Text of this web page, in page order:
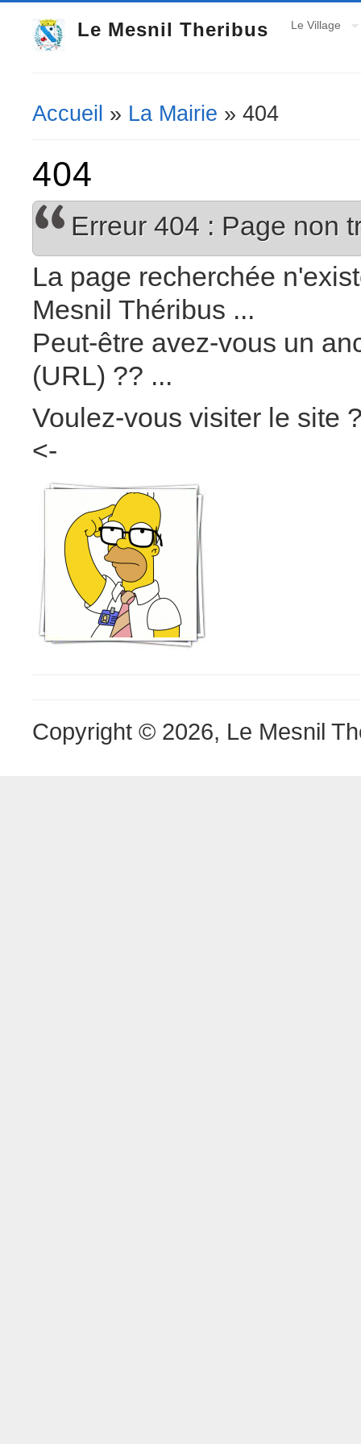
Le Mesnil Theribus Le Village
Vous êtes ici
Accueil » La Mairie » 404
404
Erreur 404 : Page non
La page recherchée
Mesnil Théribus ...
Peut-être avez-vous un
(URL) ?? ...
Voulez-vous visiter le site
<-
Copyright © 2026, Le Mesnil